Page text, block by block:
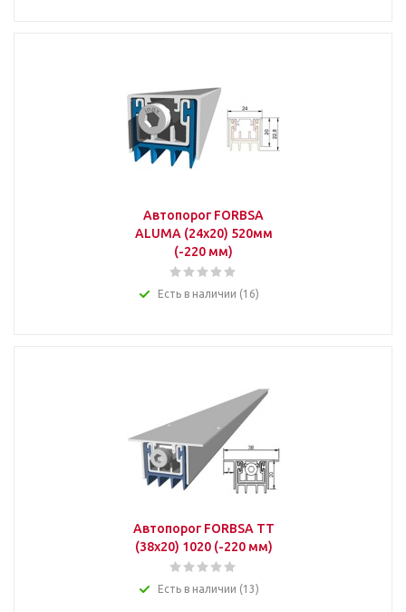
Автопорог FORBSA
ALUMA (24х20) 520мм
(-220 мм)
Есть в наличии (16)
Автопорог FORBSA TT
(38х20) 1020 (-220 мм)
Есть в наличии (13)